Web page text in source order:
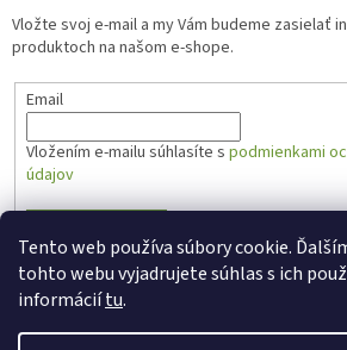
Tento web používa súbory cookie.
tohto webu vyjadrujete súhlas s ich
informáciítu.
Vložte svoj e-mail a my Vám budeme zasielať
produktoch na našom e-shope.
Email
Vložením e-mailu súhlasíte s podmienkami
údajov
Vytvoril Shoptet